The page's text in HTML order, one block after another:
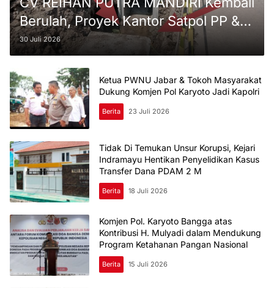
Berulah, Proyek Kantor Satpol PP &
Damkar Indramayu Di Pertanyakan
30 Juli 2026
Ketua PWNU Jabar & Tokoh Masyarakat
Dukung Komjen Pol Karyoto Jadi Kapolri
Berita 23 Juli 2026
Tidak Di Temukan Unsur Korupsi, Kejari
Indramayu Hentikan Penyelidikan Kasus
Transfer Dana PDAM 2 M
Berita 18 Juli 2026
Komjen Pol. Karyoto Bangga atas
Kontribusi H. Mulyadi dalam Mendukung
Program Ketahanan Pangan Nasional
Berita 15 Juli 2026